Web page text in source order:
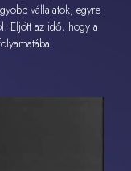
vállalatok, egyre
Eljött az idő, hogy a